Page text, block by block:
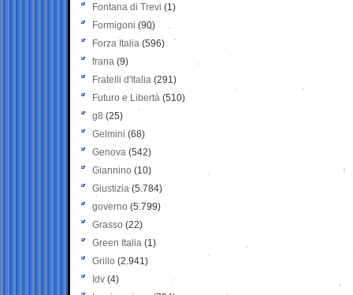
Fontana di Trevi (1)
Formigoni (90)
Forza Italia (596)
frana (9)
Fratelli d'Italia (291)
Futuro e Libertà (510)
g8 (25)
Gelmini (68)
Genova (542)
Giannino (10)
Giustizia (5.784)
governo (5.799)
Grasso (22)
Green Italia (1)
Grillo (2.941)
Idv (4)